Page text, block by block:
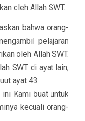
oleh Allah SWT.
bahwa orang-
pelajaran
oleh Allah SWT.
SWT di ayat lain,
ayat 43:
ini Kami buat untuk
kecuali orang-